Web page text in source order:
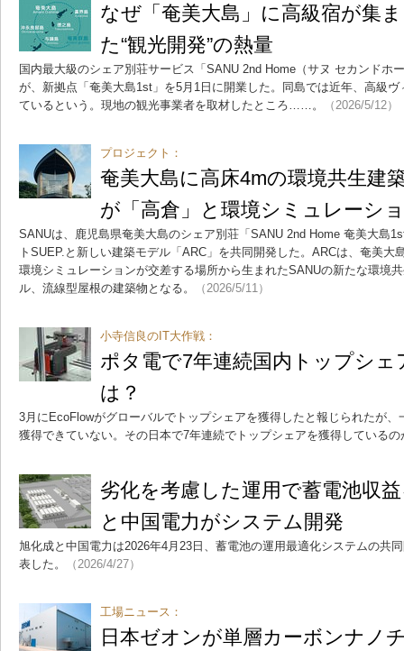
なぜ「奄美大島」に高級宿が集
た“観光開発”の熱量
国内最大級のシェア別荘サービス「SANU 2nd Home（サヌ セカンドホ
が、新拠点「奄美大島1st」を5月1日に開業した。同島では近年、高級
ているという。現地の観光事業者を取材したところ……。
（2026/5/12）
プロジェクト：
奄美大島に高床4mの環境共生建
が「高倉」と環境シミュレーシ
SANUは、鹿児島県奄美大島のシェア別荘「SANU 2nd Home 奄美大島
トSUEP.と新しい建築モデル「ARC」を共同開発した。ARCは、奄美大
環境シミュレーションが交差する場所から生まれたSANUの新たな環境
ル、流線型屋根の建築物となる。
（2026/5/11）
小寺信良のIT大作戦：
ポタ電で7年連続国内トップシェ
は？
3月にEcoFlowがグローバルでトップシェアを獲得したと報じられたが
獲得できていない。その日本で7年連続でトップシェアを獲得している
劣化を考慮した運用で蓄電池収
と中国電力がシステム開発
旭化成と中国電力は2026年4月23日、蓄電池の運用最適化システムの共
表した。
（2026/4/27）
工場ニュース：
日本ゼオンが単層カーボンナノ